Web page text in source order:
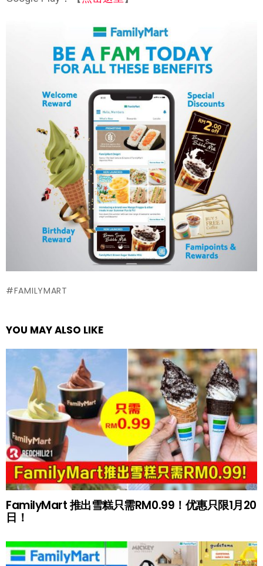
FAMILYMART
YOU MAY ALSO LIKE
FamilyMart 推出雪糕只需RM0.99！优惠只限1月20
日！